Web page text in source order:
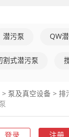
潜水排污泵（污
5118-2001《污
污泵适用于工厂
潜污泵 QW
割式潜污泵
> 泵及真空设备 > 排